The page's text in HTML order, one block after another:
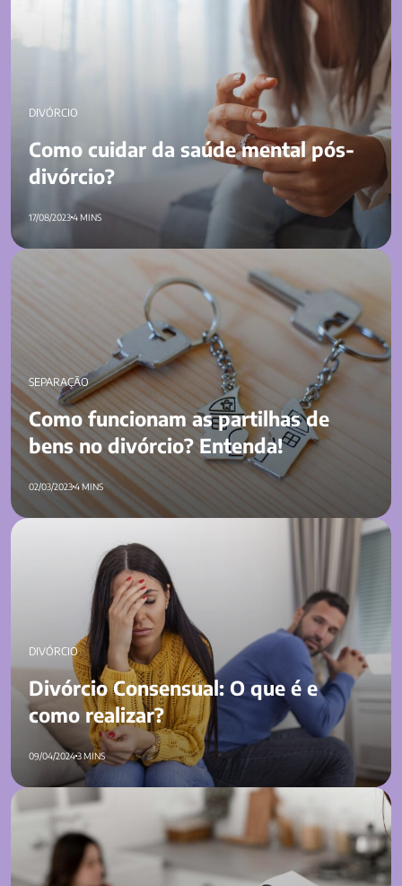
DIVÓRCIO
Como cuidar da saúde mental pós-
divórcio?
17/08/20234 MINS
Como funcionam as partilhas de bens no divórcio? Entenda!
SEPARAÇÃO
Como funcionam as partilhas de
bens no divórcio? Entenda!
02/03/20234 MINS
Divórcio Consensual: O que é e como realizar?
DIVÓRCIO
Divórcio Consensual: O que é e
como realizar?
09/04/20243 MINS
Como organizar uma festa de divórcio? Conheça essa
celebração